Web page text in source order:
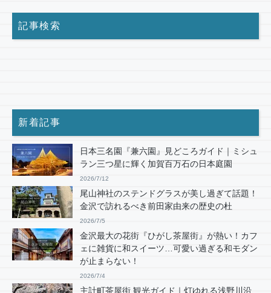
記事検索
新着記事
日本三名園『兼六園』見どころガイド｜ミシュ
ラン三つ星に輝く加賀百万石の日本庭園
2026/7/12
尾山神社のステンドグラスが美し過ぎて話題！
金沢で訪れるべき前田家由来の歴史の杜
2026/7/5
金沢最大の花街『ひがし茶屋街』が熱い！カフ
ェに雑貨に和スイーツ…可愛い過ぎる和モダン
が止まらない！
2026/7/4
主計町茶屋街 観光ガイド｜灯ゆれる浅野川沿